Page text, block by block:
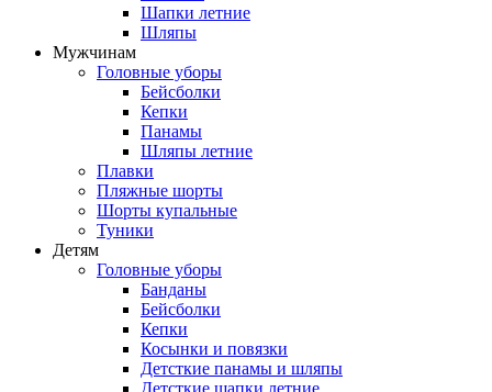
Шапки летние
Шляпы
Мужчинам
Головные уборы
Бейсболки
Кепки
Панамы
Шляпы летние
Плавки
Пляжные шорты
Шорты купальные
Туники
Детям
Головные уборы
Банданы
Бейсболки
Кепки
Косынки и повязки
Детсткие панамы и шляпы
Детсткие шапки летние